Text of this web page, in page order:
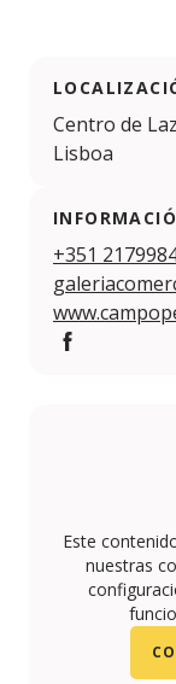
Centro de
Lisboa
+351
Este
nuestras